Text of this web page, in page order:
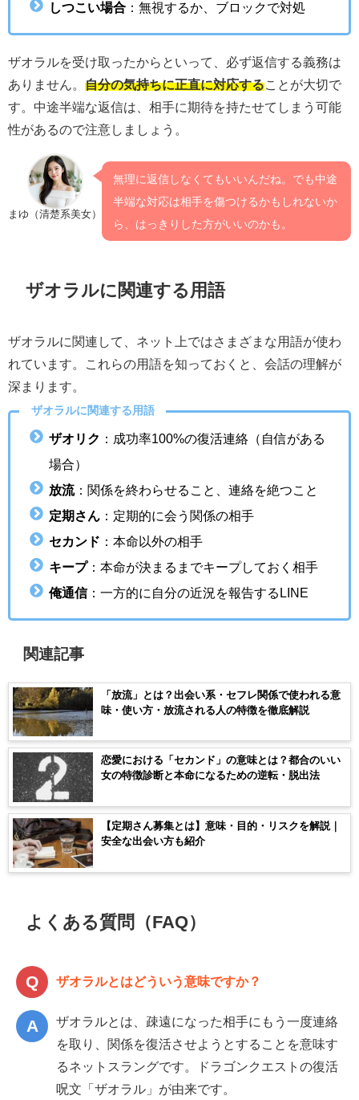
しつこい場合 ：無視するか、ブロックで対処
ザオラルを受け取ったからといって、必ず返信する義務は
ありません。 自分の気持ちに正直に対応することが大切で
す。中途半端な返信は、相手に期待を持たせてしまう可能
性があるので注意しましょう。
まゆ（清楚系美女）
無理に返信しなくてもいいんだね。でも中途
半端な対応は相手を傷つけるかもしれないか
ら、はっきりした方がいいのかも。
ザオラルに関連する用語
ザオラルに関連して、ネット上ではさまざまな用語が使わ
れています。これらの用語を知っておくと、会話の理解が
深まります。
ザオラルに関連する用語
ザオリク ：成功率100%の復活連絡（自信がある
場合）
放流 ：関係を終わらせること、連絡を絶つこと
定期さん ：定期的に会う関係の相手
セカンド ：本命以外の相手
キープ：本命が決まるまでキープしておく相手
俺通信：一方的に自分の近況を報告するLINE
関連記事
「放流」とは？出会い系・セフレ関係で使われる意
味・使い方・放流される人の特徴を徹底解説
恋愛における「セカンド」の意味とは？都合のいい
女の特徴診断と本命になるための逆転・脱出法
【定期さん募集とは】意味・目的・リスクを解説｜
安全な出会い方も紹介
よくある質問（FAQ）
ザオラルとはどういう意味ですか？
ザオラルとは、疎遠になった相手にもう一度連絡
を取り、関係を復活させようとすることを意味す
るネットスラングです。ドラゴンクエストの復活
呪文「ザオラル」が由来です。